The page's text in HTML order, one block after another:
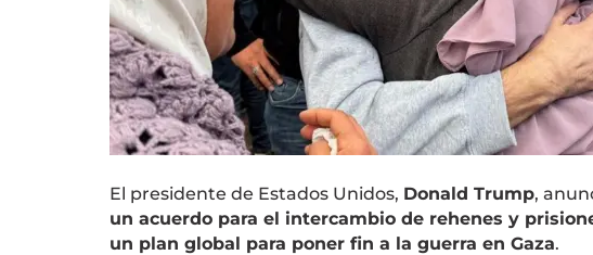
El presidente de Estados Unidos, Donald Trump,
un acuerdo para el intercambio de rehenes y
un plan global para poner fin a la guerra en Gaza.